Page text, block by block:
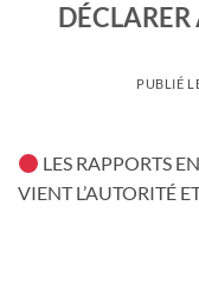
PUBLIÉ
LES RAPPORTS
VIENT L’AUTORITÉ